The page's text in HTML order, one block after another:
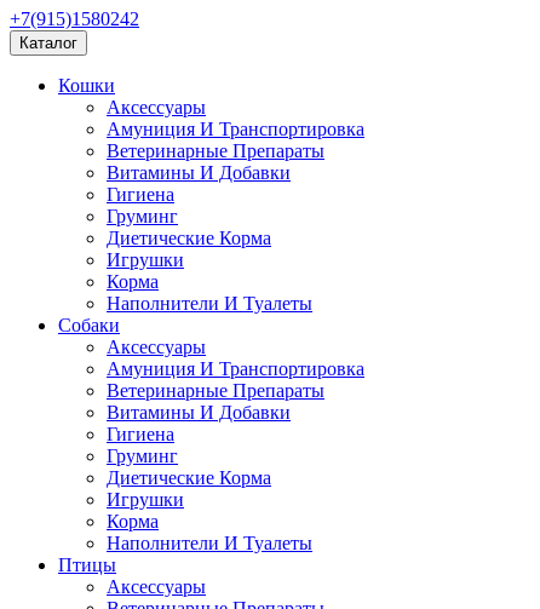
+7(915)1580242
Каталог
Кошки
Аксессуары
Амуниция И Транспортировка
Ветеринарные Препараты
Витамины И Добавки
Гигиена
Груминг
Диетические Корма
Игрушки
Корма
Наполнители И Туалеты
Собаки
Аксессуары
Амуниция И Транспортировка
Ветеринарные Препараты
Витамины И Добавки
Гигиена
Груминг
Диетические Корма
Игрушки
Корма
Наполнители И Туалеты
Птицы
Аксессуары